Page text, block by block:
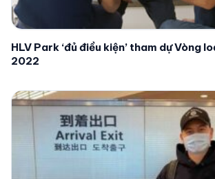
HLV Park ‘đủ điều kiện’ tham dự Vòng
2022